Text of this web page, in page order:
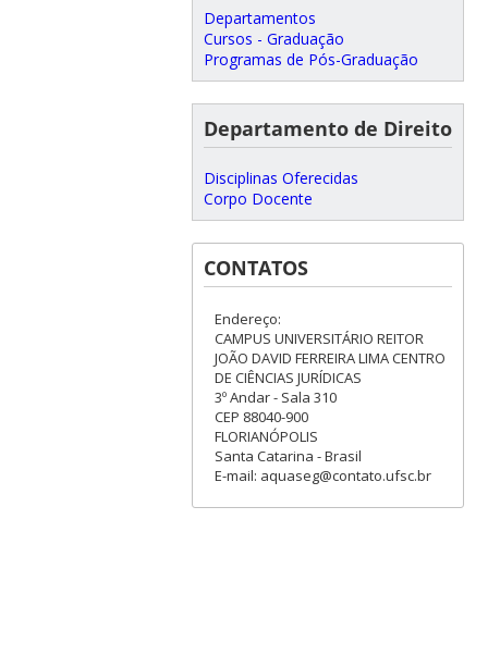
Departamentos
Cursos - Graduação
Programas de Pós-Graduação
Departamento de Direito
Disciplinas Oferecidas
Corpo Docente
CONTATOS
Endereço:
CAMPUS UNIVERSITÁRIO REITOR
JOÃO DAVID FERREIRA LIMA CENTRO
DE CIÊNCIAS JURÍDICAS
3º Andar - Sala 310
CEP 88040-900
FLORIANÓPOLIS
Santa Catarina - Brasil
E-mail: aquaseg@contato.ufsc.br